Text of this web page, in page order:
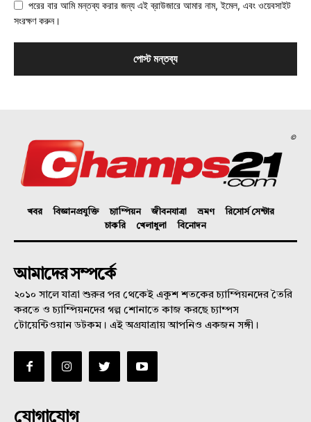
পরের বার আমি মন্তব্য করার জন্য এই ব্রাউজারে আমার নাম, ইমেল, এবং ওয়েবসাইট
সংরক্ষণ করুন।
©
খবর বিজ্ঞানপ্রযুক্তি চ্যাম্পিয়ন জীবনযাত্রা ভ্রমণ
রিসোর্স সেন্টার
চাকরি
খেলাধুলা বিনোদন
আমাদের সম্পর্কে
২০১০ সালে যাত্রা শুরুর পর থেকেই একুশ শতকের চ্যাম্পিয়নদের তৈরি
করতে ও চ্যাম্পিয়নদের গল্প শোনাতে কাজ করছে চ্যাম্পস
টোয়েন্টিওয়ান ডটকম। এই অগ্রযাত্রায় আপনিও একজন সঙ্গী।
যোগাযোগ